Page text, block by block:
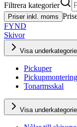
Filtrera kategorier
Priser inkl. moms
FYND
Skivor
Visa
Pickuper
Pickupmontering
Tonarmsskal
Visa